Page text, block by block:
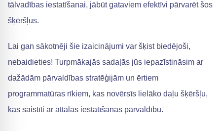
tālvadības iestatīšanai, jābūt gataviem efektīvi pārvarēt šos
šķēršļus.
Lai gan sākotnēji šie izaicinājumi var šķist biedējoši,
nebaidieties! Turpmākajās sadaļās jūs iepazīstināsim ar
dažādām pārvaldības stratēģijām un ērtiem
programmatūras rīkiem, kas novērsīs lielāko daļu šķēršļu,
kas saistīti ar attālās iestatīšanas pārvaldību.